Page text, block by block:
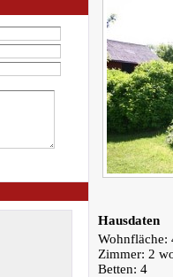
Hausdaten
Wohnfläche:
Zimmer: 2
Betten: 4